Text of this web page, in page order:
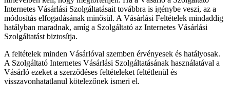
Internetes Vásárlási Szolgáltatásait továbbra is igénybe veszi, az a
módosítás elfogadásának minősül. A Vásárlási Feltételek mindaddig
hatályban maradnak, amíg a Szolgáltató az Internetes Vásárlási
Szolgáltatást biztosítja.
A feltételek minden Vásárlóval szemben érvényesek és hatályosak.
A Szolgáltató Internetes Vásárlási Szolgáltatásának használatával a
Vásárló ezeket a szerződéses feltételeket feltétlenül és
visszavonhatatlanul kötelezőnek ismeri el.